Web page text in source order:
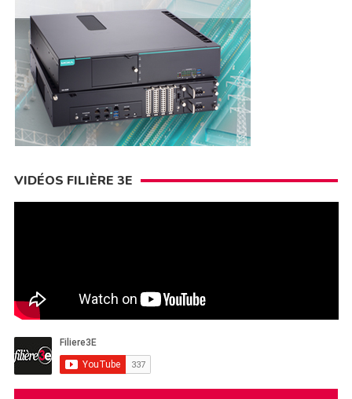
VIDÉOS FILIÈRE 3E